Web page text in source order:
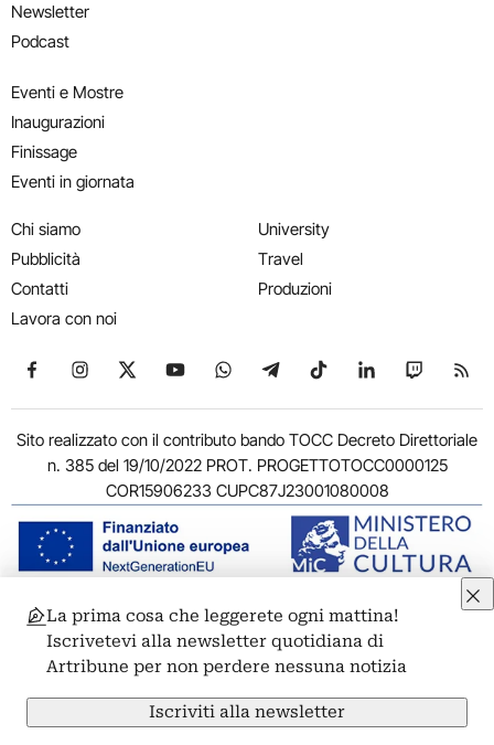
Newsletter
Podcast
Eventi e Mostre
Inaugurazioni
Finissage
Eventi in giornata
Chi siamo
Pubblicità
Contatti
Lavora con noi
University
Travel
Produzioni
Seguici su Facebook
Seguici su Instagram
Seguici su X
Seguici su YouTube
Seguici su WhatsApp
Seguici su Telegram
Seguici su TikTok
Seguici su
Seguici
Sito realizzato con il contributo bando TOCC Decreto Direttoriale
n. 385 del 19/10/2022 PROT. PROGETTOTOCC0000125
COR15906233 CUPC87J23001080008
© 2011-2026 ARTRIBUNE srl – Corso Vittorio Emanuele II, 287 –
00186 Roma - P.I. 11381581005
Privacy: Responsabile della protezione dei dati personali
ARTRIBUNE srl – Corso Vittorio Emanuele II, 287 – 00186 Roma
Termini e condizioniPrivacy PolicyCookie PolicyCredits
La prima cosa che leggerete ogni mattina!
Iscrivetevi alla newsletter quotidiana di
Artribune per non perdere nessuna notizia
Iscriviti alla newsletter